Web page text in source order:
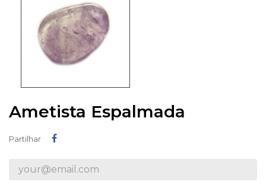
Ametista Espalmada
Partilhar